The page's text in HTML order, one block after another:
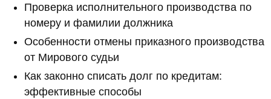
Проверка исполнительного производства по
номеру и фамилии должника
Особенности отмены приказного производства
от Мирового судьи
Как законно списать долг по кредитам:
эффективные способы